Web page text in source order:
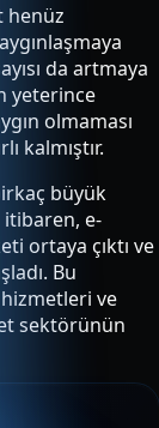
henüz
da artmaya
yeterince
olmaması
kalmıştır.
büyük
itibaren, e-
ortaya çıktı ve
Bu
hizmetleri ve
sektörünün